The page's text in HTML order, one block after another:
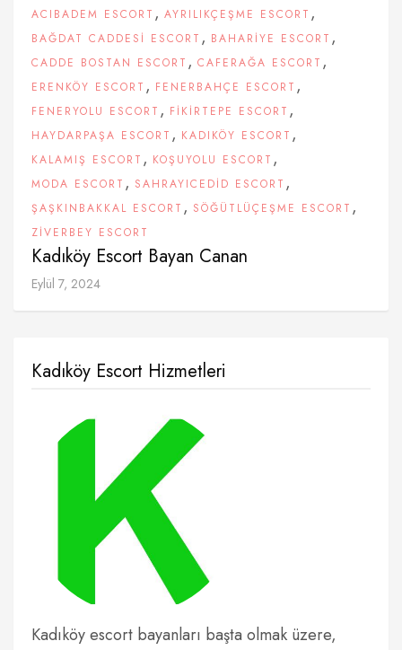
ACIBADEM ESCORT , AYRILIKÇEŞME ESCORT ,
BAĞDAT CADDESI ESCORT , BAHARIYE ESCORT ,
CADDE BOSTAN ESCORT , CAFERAĞA ESCORT ,
ERENKÖY ESCORT , FENERBAHÇE ESCORT ,
FENERYOLU ESCORT , FIKIRTEPE ESCORT ,
HAYDARPAŞA ESCORT , KADIKÖY ESCORT ,
KALAMIŞ ESCORT , KOŞUYOLU ESCORT ,
MODA ESCORT , SAHRAYICEDID ESCORT ,
ŞAŞKINBAKKAL ESCORT , SÖĞÜTLÜÇEŞME ESCORT ,
ZIVERBEY ESCORT
Kadıköy Escort Bayan Canan
Eylül 7, 2024
Kadıköy Escort Hizmetleri
Kadıköy escort bayanları başta olmak üzere,